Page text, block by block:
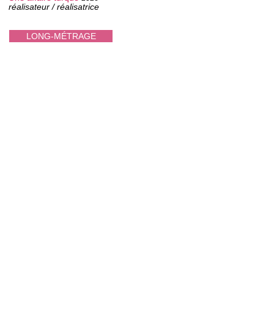
LONG-MÉTRAGE
réalisateur / réalisatrice